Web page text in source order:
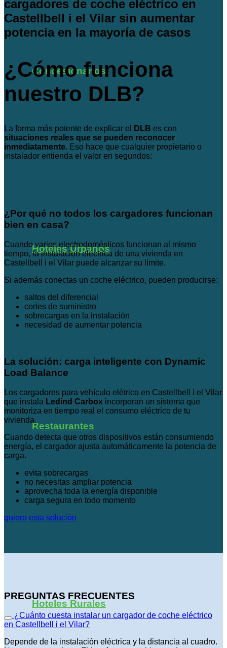
Concesionarios
Hoteles Urbanos
Restaurantes
Hoteles Rurales
cargadores de coche eléctrico en
Castellbell i el Vilar sin aumentar
potencia en la mayoría de casos
¿Cómo funciona
nuestro DLB?
La forma más potente de explicar el DLB es con
situaciones reales que se pueden reconocer
inmediatamente. Eso hace que cualquier propietario o
instalador entienda el valor en segundos:
¿Por qué no todos los cargadores funcionan
bien en casa?
Cuando varios electrodomésticos funcionan al mismo
tiempo, la instalación eléctrica de una vivienda en
Castellbell i el Vilar puede alcanzar su límite.
Si además conectas un coche eléctrico, pueden producirse:
saltos del diferencial
cortes de suministro
sobrecargas en la instalación
necesidad de aumentar potencia
La solución: carga inteligente con Dynamic
Load Balance
Los cargadores para vehículo elétrico en Castellbell i el Vilar
que instala Ledind Carbox incorporan un sistema que
monitoriza en tiempo real el consumo eléctrico de tu
vivienda.
Cuando detecta que otros dispositivos están consumiendo
energía, el cargador ajusta automáticamente la potencia de
carga.
evita sobrecargas
no necesitas ampliar potencia
aprovecha toda la energía disponible
carga segura en todo momento
quiero esta solución
PREGUNTAS FRECUENTES
¿Cuánto cuesta instalar un cargador de coche eléctrico
en Castellbell i el Vilar?
Depende de la instalación eléctrica y la distancia al cuadro.